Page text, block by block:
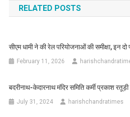
RELATED POSTS
सीएम धामी ने की रेल परियोजनाओं की समीक्षा, इन
February 11, 2026
बदरीनाथ-केदारनाथ मंदिर समिति कर्मी प्रकाश रतूड़ी
July 31, 2024 harishchandratimes